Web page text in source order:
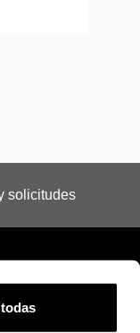
solicitudes